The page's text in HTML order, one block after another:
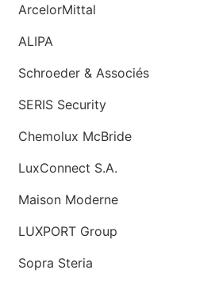
ArcelorMittal
ALIPA
Schroeder & Associés
SERIS Security
Chemolux McBride
LuxConnect S.A.
Maison Moderne
LUXPORT Group
Sopra Steria